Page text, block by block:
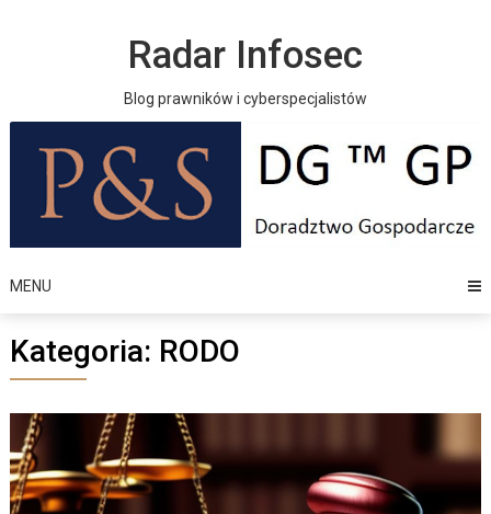
Radar Infosec
Blog prawników i cyberspecjalistów
MENU
Kategoria: RODO